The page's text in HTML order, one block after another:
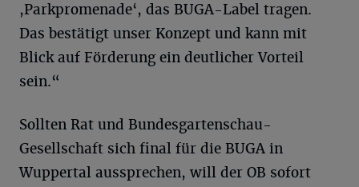
,Parkpromenade‘, das BUGA-Label tragen.
Das bestätigt unser Konzept und kann mit
Blick auf Förderung ein deutlicher Vorteil
sein.“
Sollten Rat und Bundesgartenschau-
Gesellschaft sich final für die BUGA in
Wuppertal aussprechen, will der OB sofort